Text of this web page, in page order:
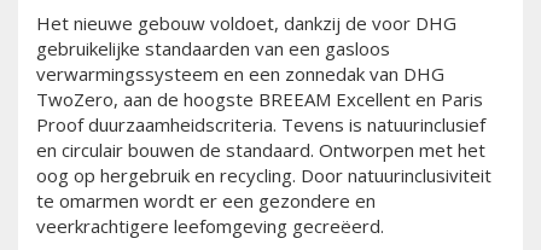
Het nieuwe gebouw voldoet, dankzij de voor DHG
gebruikelijke standaarden van een gasloos
verwarmingssysteem en een zonnedak van DHG
TwoZero, aan de hoogste BREEAM Excellent en Paris
Proof duurzaamheidscriteria. Tevens is natuurinclusief
en circulair bouwen de standaard. Ontworpen met het
oog op hergebruik en recycling. Door natuurinclusiviteit
te omarmen wordt er een gezondere en
veerkrachtigere leefomgeving gecreëerd.